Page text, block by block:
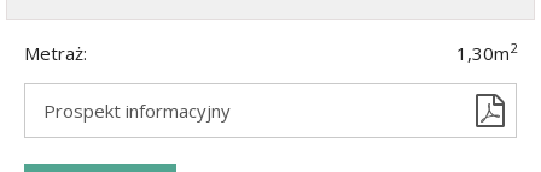
Metraż: 1,30m2
Prospekt informacyjny